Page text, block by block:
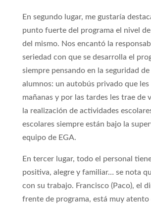
En segundo lugar, me gustaría
punto fuerte del programa el nivel de
del mismo. Nos encantó la
seriedad con que se desarrolla el
siempre pensando en la seguridad
alumnos: un autobús privado que les
mañanas y por las tardes les trae de
la realización de actividades
escolares siempre están bajo la
equipo de EGA.
En tercer lugar, todo el personal
positiva, alegre y familiar… se nota
con su trabajo. Francisco (Paco), el
frente de programa, está muy atento